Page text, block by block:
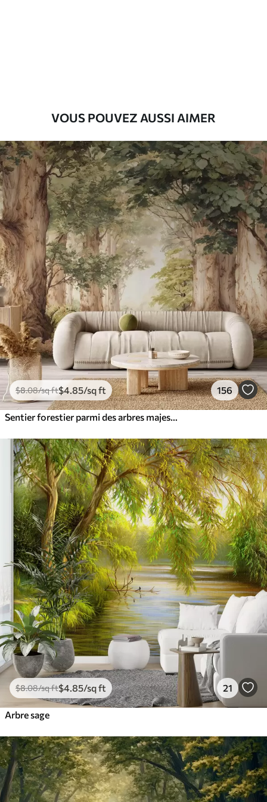
14.67$8.80/sq ft
VOUS POUVEZ AUSSI AIMER
$8.08/sq ft$4 .85/sq ft 156
$8.08/sq ft$4 .85/sq ft 21
Arbre sage